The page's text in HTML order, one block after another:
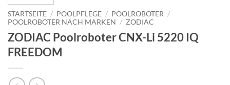
STARTSEITE / POOLPFLEGE / POOLROBOTER /
POOLROBOTER NACH MARKEN / ZODIAC
ZODIAC Poolroboter CNX-Li 5220 IQ
FREEDOM